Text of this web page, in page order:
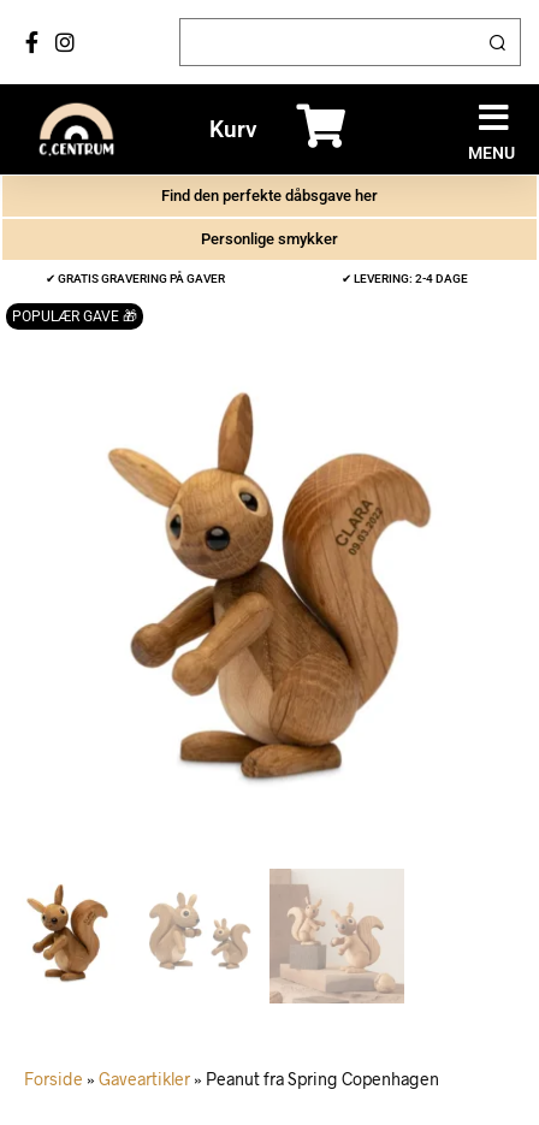
Kurv
MENU
Find den perfekte dåbsgave her
Personlige smykker
✔ GRATIS GRAVERING PÅ GAVER ✔ LEVERING: 2-4 DAGE
POPULÆR GAVE 🎁
Forside » Gaveartikler » Peanut fra Spring Copenhagen